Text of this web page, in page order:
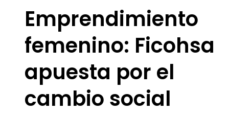
Emprendimiento
femenino: Ficohsa
apuesta por el
cambio social